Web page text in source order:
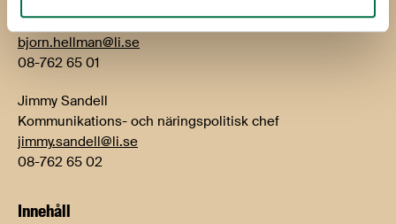
VD
bjorn.hellman@li.se
08-762 65 01
Jimmy Sandell
Kommunikations- och näringspolitisk chef
jimmy.sandell@li.se
08-762 65 02
Innehåll